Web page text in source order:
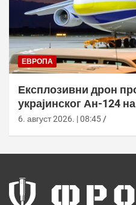
ЕВРОПА
Експлозивни дрон
украјинског Ан-124
Лајпцигу
6. август 2026. | 08:45